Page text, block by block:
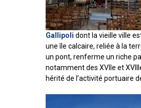
Gallipoli dont la vieille ville
une île calcaire, reliée à la
un pont, renferme un riche
notamment des XVIIe et
hérité de l’activité portuaire